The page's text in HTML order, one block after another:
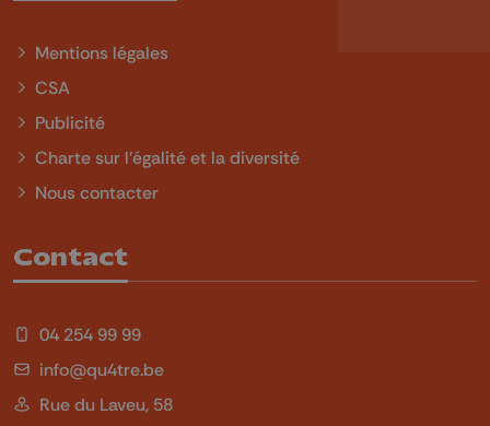
Mentions légales
CSA
Publicité
Charte sur l'égalité et la diversité
Nous contacter
Contact
04 254 99 99
info@qu4tre.be
Rue du Laveu, 58